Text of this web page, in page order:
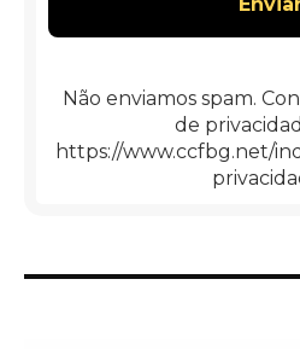
Não enviamos spam.
de
https://www.ccfbg.net/